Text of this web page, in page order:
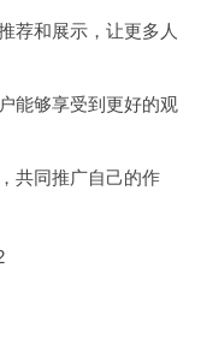
荐和展示，让更多人
能够享受到更好的观
共同推广自己的作